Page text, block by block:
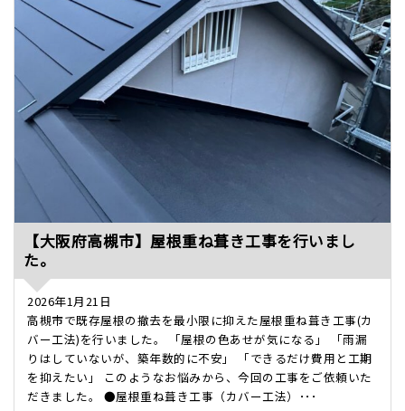
【大阪府高槻市】屋根重ね葺き工事を行いまし
た。
2026年1月21日
高槻市で既存屋根の撤去を最小限に抑えた屋根重ね葺き工事(カ
バー工法)を行いました。 「屋根の色あせが気になる」 「雨漏
りはしていないが、築年数的に不安」 「できるだけ費用と工期
を抑えたい」 このようなお悩みから、今回の工事をご依頼いた
だきました。 ●屋根重ね葺き工事（カバー工法）･･･